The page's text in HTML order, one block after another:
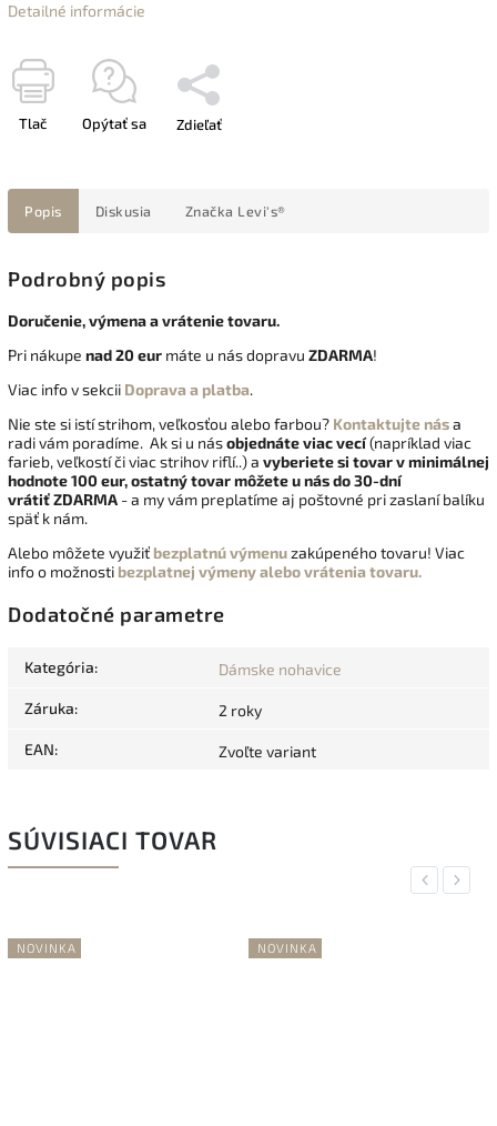
Detailné informácie
Tlač Opýtať sa Zdieľať
Popis Diskusia Značka Levi's®
Podrobný popis
Doručenie, výmena a vrátenie tovaru.
Pri nákupe nad 20 eur máte u nás dopravu ZDARMA!
Viac info v sekcii Doprava a platba.
Nie ste si istí strihom, veľkosťou alebo farbou? Kontaktujte nása
radi vám poradíme. Ak si u násobjednáte viac vecí(napríklad viac
farieb, veľkostí či viac strihov riflí..) a vyberiete si tovar v minimálnej
hodnote 100 eur, ostatný tovar môžete u nás do 30-dní
vrátiťZDARMA - a my vám preplatíme aj poštovné pri zaslaní balíku
späť k nám.
Alebo môžete využiť bezplatnú výmenuzakúpeného tovaru! Viac
info o možnosti bezplatnej výmeny alebo vrátenia tovaru.
Dodatočné parametre
Kategória: Dámske nohavice
Záruka: 2 roky
EAN: Zvoľte variant
SÚVISIACI TOVAR
Previous
NOVINKA NOVINKA
Next